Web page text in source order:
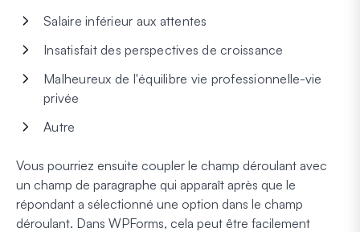
Salaire inférieur aux attentes
Insatisfait des perspectives de croissance
Malheureux de l'équilibre vie professionnelle-vie
privée
Autre
Vous pourriez ensuite coupler le champ déroulant avec
un champ de paragraphe qui apparaît après que le
répondant a sélectionné une option dans le champ
déroulant. Dans WPForms, cela peut être facilement